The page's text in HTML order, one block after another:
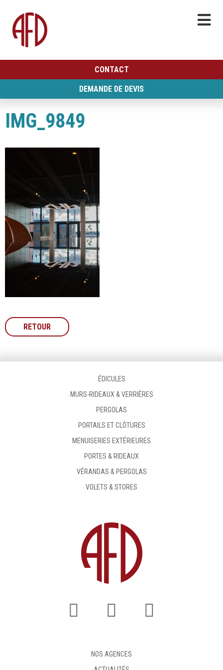
CONTACT
DEMANDE DE DEVIS
IMG_9849
RETOUR
ÉDICULES
MURS-RIDEAUX & VERRIÈRES
PERGOLAS
PORTAILS ET CLÔTURES
MENUISERIES EXTÉRIEURES
PORTES & RIDEAUX
VÉRANDAS & PERGOLAS
VOLETS & STORES
NOS AGENCES